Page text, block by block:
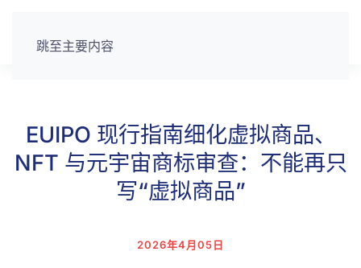
跳至主要内容
EUIPO 现行指南细化虚拟商品、
NFT 与元宇宙商标审查：不能再只
写“虚拟商品”
2026年4月05日